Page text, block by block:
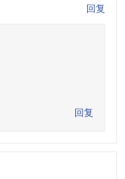
回复
回复